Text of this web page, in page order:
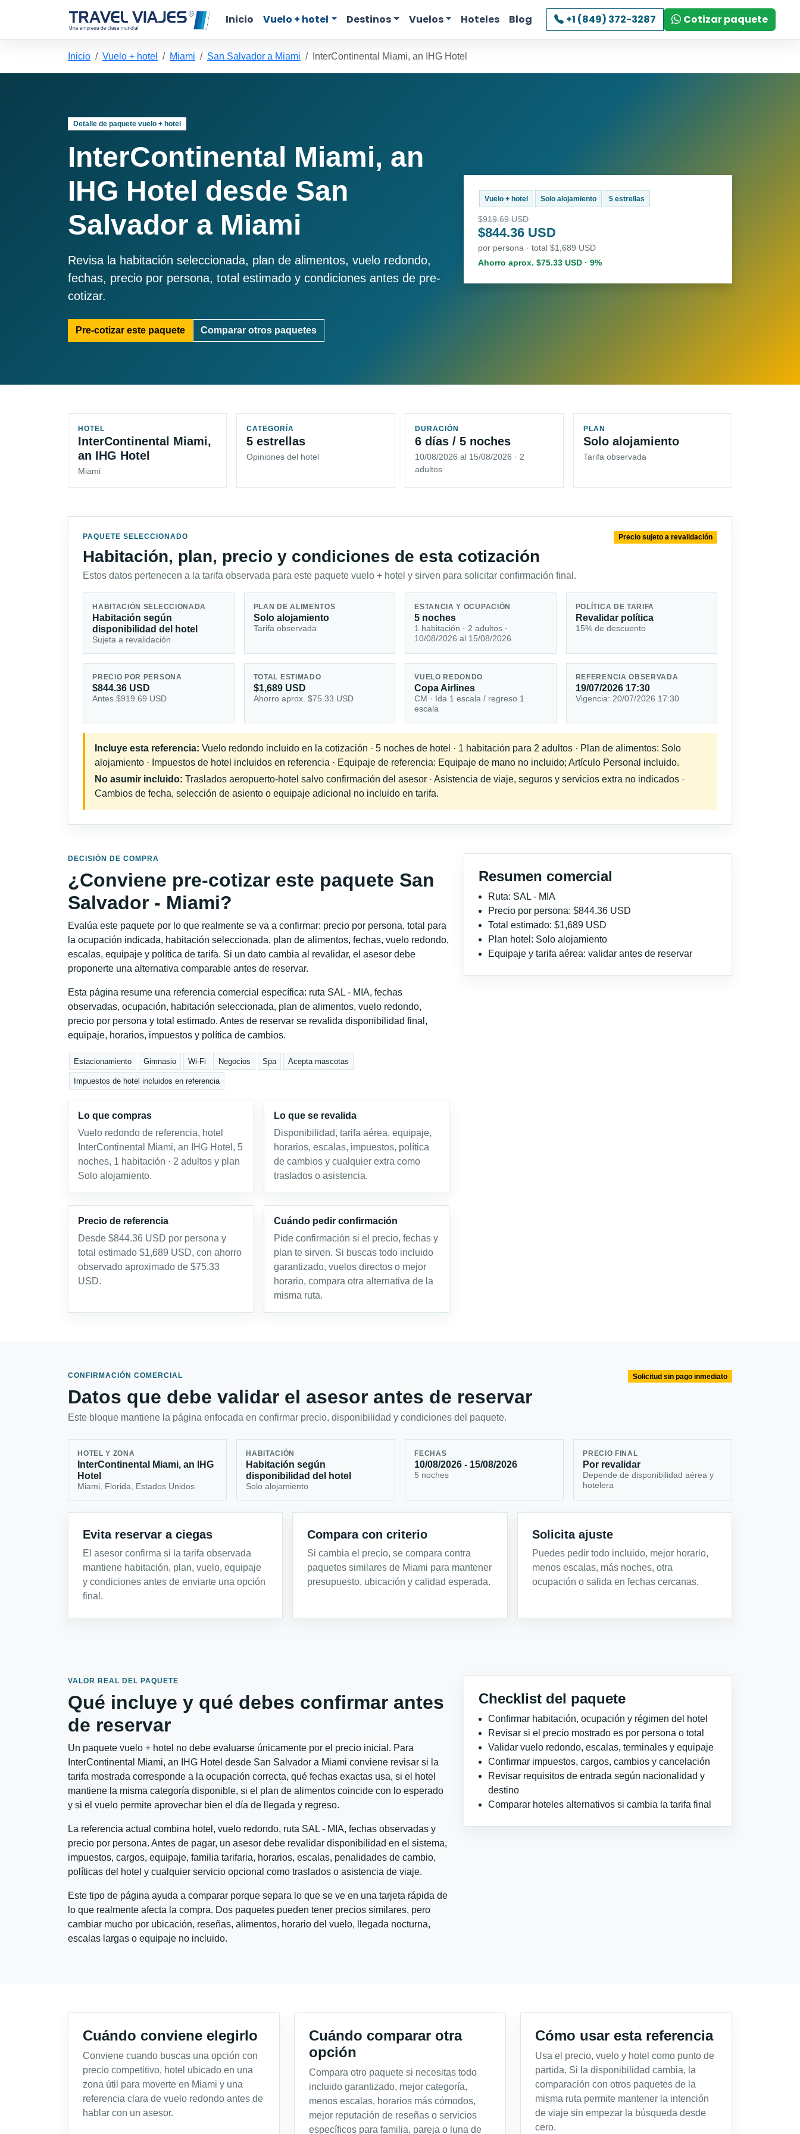
Inicio Vuelo + hotel Destinos Vuelos Hoteles Blog +1 (849) 372-3287 Cotizar paquete
Inicio Vuelo + hotel Miami San Salvador a Miami InterContinental Miami, an IHG Hotel
Detalle de paquete vuelo + hotel
InterContinental Miami, an
IHG Hotel desde San
Salvador a Miami
Revisa la habitación seleccionada, plan de alimentos, vuelo redondo,
fechas, precio por persona, total estimado y condiciones antes de pre-
cotizar.
Pre-cotizar este paquete Comparar otros paquetes
Vuelo + hotel Solo alojamiento 5 estrellas
$919.69 USD
$844.36 USD
por persona · total $1,689 USD
Ahorro aprox. $75.33 USD · 9%
HOTEL
InterContinental Miami,
an IHG Hotel
Miami
CATEGORÍA
5 estrellas
Opiniones del hotel
DURACIÓN
6 días / 5 noches
10/08/2026 al 15/08/2026 · 2
adultos
PLAN
Solo alojamiento
Tarifa observada
PAQUETE SELECCIONADO
Habitación, plan, precio y condiciones de esta cotización
Estos datos pertenecen a la tarifa observada para este paquete vuelo + hotel y sirven para solicitar confirmación final.
Precio sujeto a revalidación
HABITACIÓN SELECCIONADA
Habitación según
disponibilidad del hotel
Sujeta a revalidación
PLAN DE ALIMENTOS
Solo alojamiento
Tarifa observada
ESTANCIA Y OCUPACIÓN
5 noches
1 habitación · 2 adultos ·
10/08/2026 al 15/08/2026
POLÍTICA DE TARIFA
Revalidar política
15% de descuento
PRECIO POR PERSONA
$844.36 USD
Antes $919.69 USD
TOTAL ESTIMADO
$1,689 USD
Ahorro aprox. $75.33 USD
VUELO REDONDO
Copa Airlines
CM · Ida 1 escala / regreso 1
escala
REFERENCIA OBSERVADA
19/07/2026 17:30
Vigencia: 20/07/2026 17:30
Incluye esta referencia: Vuelo redondo incluido en la cotización · 5 noches de hotel · 1 habitación para 2 adultos · Plan de alimentos: Solo
alojamiento · Impuestos de hotel incluidos en referencia · Equipaje de referencia: Equipaje de mano no incluido; Artículo Personal incluido.
No asumir incluido: Traslados aeropuerto-hotel salvo confirmación del asesor · Asistencia de viaje, seguros y servicios extra no indicados ·
Cambios de fecha, selección de asiento o equipaje adicional no incluido en tarifa.
DECISIÓN DE COMPRA
¿Conviene pre-cotizar este paquete San
Salvador - Miami?
Evalúa este paquete por lo que realmente se va a confirmar: precio por persona, total para
la ocupación indicada, habitación seleccionada, plan de alimentos, fechas, vuelo redondo,
escalas, equipaje y política de tarifa. Si un dato cambia al revalidar, el asesor debe
proponerte una alternativa comparable antes de reservar.
Esta página resume una referencia comercial específica: ruta SAL - MIA, fechas
observadas, ocupación, habitación seleccionada, plan de alimentos, vuelo redondo,
precio por persona y total estimado. Antes de reservar se revalida disponibilidad final,
equipaje, horarios, impuestos y política de cambios.
Estacionamiento Gimnasio Wi-Fi Negocios Spa Acepta mascotas
Impuestos de hotel incluidos en referencia
Lo que compras
Vuelo redondo de referencia, hotel
InterContinental Miami, an IHG Hotel, 5
noches, 1 habitación · 2 adultos y plan
Solo alojamiento.
Lo que se revalida
Disponibilidad, tarifa aérea, equipaje,
horarios, escalas, impuestos, política
de cambios y cualquier extra como
traslados o asistencia.
Precio de referencia
Desde $844.36 USD por persona y
total estimado $1,689 USD, con ahorro
observado aproximado de $75.33
USD.
Cuándo pedir confirmación
Pide confirmación si el precio, fechas y
plan te sirven. Si buscas todo incluido
garantizado, vuelos directos o mejor
horario, compara otra alternativa de la
misma ruta.
Resumen comercial
Ruta: SAL - MIA
Precio por persona: $844.36 USD
Total estimado: $1,689 USD
Plan hotel: Solo alojamiento
Equipaje y tarifa aérea: validar antes de reservar
CONFIRMACIÓN COMERCIAL
Datos que debe validar el asesor antes de reservar
Este bloque mantiene la página enfocada en confirmar precio, disponibilidad y condiciones del paquete.
Solicitud sin pago inmediato
HOTEL Y ZONA
InterContinental Miami, an IHG
Hotel
Miami, Florida, Estados Unidos
HABITACIÓN
Habitación según
disponibilidad del hotel
Solo alojamiento
FECHAS
10/08/2026 - 15/08/2026
5 noches
PRECIO FINAL
Por revalidar
Depende de disponibilidad aérea y
hotelera
Evita reservar a ciegas
El asesor confirma si la tarifa observada
mantiene habitación, plan, vuelo, equipaje
y condiciones antes de enviarte una opción
final.
Compara con criterio
Si cambia el precio, se compara contra
paquetes similares de Miami para mantener
presupuesto, ubicación y calidad esperada.
Solicita ajuste
Puedes pedir todo incluido, mejor horario,
menos escalas, más noches, otra
ocupación o salida en fechas cercanas.
VALOR REAL DEL PAQUETE
Qué incluye y qué debes confirmar antes
de reservar
Un paquete vuelo + hotel no debe evaluarse únicamente por el precio inicial. Para
InterContinental Miami, an IHG Hotel desde San Salvador a Miami conviene revisar si la
tarifa mostrada corresponde a la ocupación correcta, qué fechas exactas usa, si el hotel
mantiene la misma categoría disponible, si el plan de alimentos coincide con lo esperado
y si el vuelo permite aprovechar bien el día de llegada y regreso.
La referencia actual combina hotel, vuelo redondo, ruta SAL - MIA, fechas observadas y
precio por persona. Antes de pagar, un asesor debe revalidar disponibilidad en el sistema,
impuestos, cargos, equipaje, familia tarifaria, horarios, escalas, penalidades de cambio,
políticas del hotel y cualquier servicio opcional como traslados o asistencia de viaje.
Este tipo de página ayuda a comparar porque separa lo que se ve en una tarjeta rápida de
lo que realmente afecta la compra. Dos paquetes pueden tener precios similares, pero
cambiar mucho por ubicación, reseñas, alimentos, horario del vuelo, llegada nocturna,
escalas largas o equipaje no incluido.
Checklist del paquete
Confirmar habitación, ocupación y régimen del hotel
Revisar si el precio mostrado es por persona o total
Validar vuelo redondo, escalas, terminales y equipaje
Confirmar impuestos, cargos, cambios y cancelación
Revisar requisitos de entrada según nacionalidad y
destino
Comparar hoteles alternativos si cambia la tarifa final
Cuándo conviene elegirlo
Conviene cuando buscas una opción con
precio competitivo, hotel ubicado en una
zona útil para moverte en Miami y una
referencia clara de vuelo redondo antes de
hablar con un asesor.
Cuándo comparar otra
opción
Compara otro paquete si necesitas todo
incluido garantizado, mejor categoría,
menos escalas, horarios más cómodos,
mejor reputación de reseñas o servicios
específicos para familia, pareja o luna de
Cómo usar esta referencia
Usa el precio, vuelo y hotel como punto de
partida. Si la disponibilidad cambia, la
comparación con otros paquetes de la
misma ruta permite mantener la intención
de viaje sin empezar la búsqueda desde
cero.